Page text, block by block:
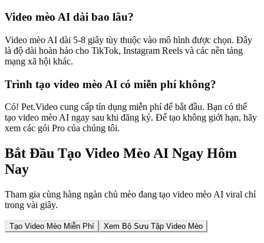
Video mèo AI dài bao lâu?
Video mèo AI dài 5-8 giây tùy thuộc vào mô hình được chọn. Đây
là độ dài hoàn hảo cho TikTok, Instagram Reels và các nền tảng
mạng xã hội khác.
Trình tạo video mèo AI có miễn phí không?
Có! Pet.Video cung cấp tín dụng miễn phí để bắt đầu. Bạn có thể
tạo video mèo AI ngay sau khi đăng ký. Để tạo không giới hạn, hãy
xem các gói Pro của chúng tôi.
Bắt Đầu Tạo Video Mèo AI Ngay Hôm
Nay
Tham gia cùng hàng ngàn chủ mèo đang tạo video mèo AI viral chỉ
trong vài giây.
Tạo Video Mèo Miễn Phí Xem Bộ Sưu Tập Video Mèo